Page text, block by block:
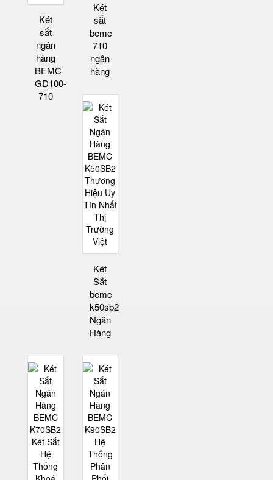
Két
sắt
ngân
hàng
BEMC
GD100-
710
Két
sắt
bemc
710
ngân
hàng
Két
Sắt
bemc
k50sb2
Ngân
Hàng